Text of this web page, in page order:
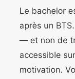
Le bachelor
après un
— et non de
accessible
motivation.